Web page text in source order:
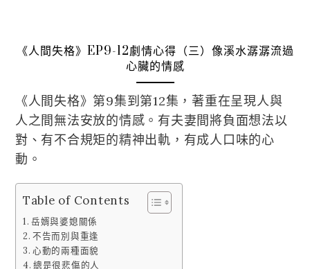
《人間失格》EP9-12劇情心得（三）像溪水潺潺流過
心臟的情感
《人間失格》第9集到第12集，著重在呈現人與
人之間無法安放的情感。有夫妻間將負面想法以
對、有不合規矩的精神出軌，有成人口味的心
動。
Table of Contents
岳婿與婆媳關係
不告而別與重逢
心動的兩種面貌
總是很悲傷的人